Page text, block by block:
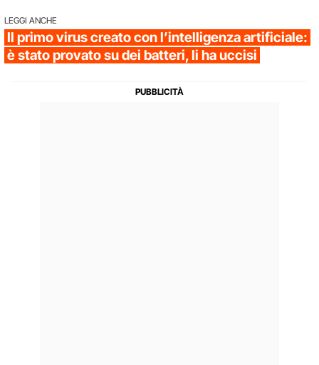
LEGGI ANCHE
Il primo virus creato con l’intelligenza artificiale:
è stato provato su dei batteri, li ha uccisi